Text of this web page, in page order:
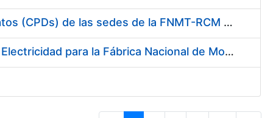
Conexión mediante Fibra Óptica de los Centros de Proceso de Datos (CPDs) de las sedes de la FNMT-RCM de Burgos y Madrid
Contratación de acuerdo marco para el Suministro de Material de Electricidad para la Fábrica Nacional de Moneda y Timbre-Real Casa de la Moneda en su centro de trabajo de Burgos